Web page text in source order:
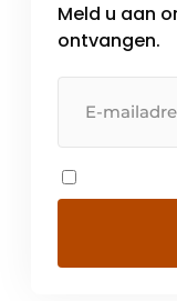
Meld u aan
ontvangen.